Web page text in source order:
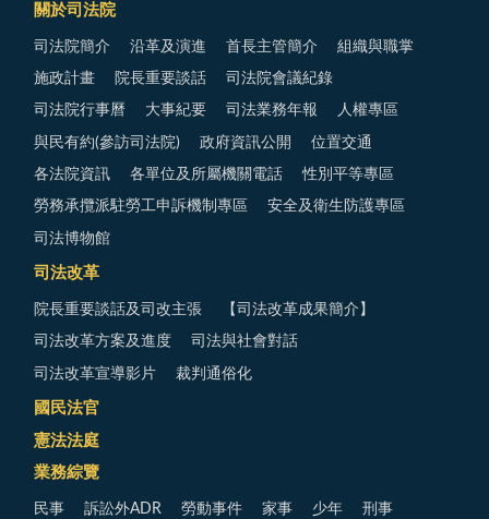
關於司法院
司法院簡介 沿革及演進 首長主管簡介 組織與職掌
施政計畫 院長重要談話 司法院會議紀錄
司法院行事曆 大事紀要 司法業務年報 人權專區
與民有約(參訪司法院) 政府資訊公開 位置交通
各法院資訊 各單位及所屬機關電話 性別平等專區
勞務承攬派駐勞工申訴機制專區 安全及衛生防護專區
司法博物館
司法改革
院長重要談話及司改主張 【司法改革成果簡介】
司法改革方案及進度 司法與社會對話
司法改革宣導影片 裁判通俗化
國民法官
憲法法庭
業務綜覽
民事 訴訟外ADR 勞動事件 家事 少年 刑事